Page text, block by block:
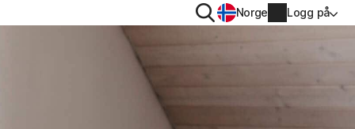
PERSONVERN
Søk Norge Logg på